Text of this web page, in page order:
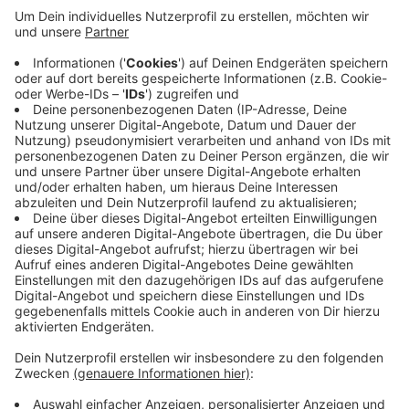
Das Direkt-Mandat hatten sich die CDU-Kandidaten
Claudia Schlottmann; Christian Untrieser, Jan Heinisch
und Martin Straesser geholt. Die Ratinger SPD-
Landtagsabgeordnete Elisabeth Müller-Witt bleibt
über ihren Listenplatz im Landtag. Ebenso Dirk Wedel
von der FDP. Neu im Landtag dabei ist die Grünen-
Politikerin Ina Besche-Krastl. ebenfalls über ihren
Listenplatz. Sie war für Mettmann, Erkrath, Haan und
Hilden angetreten.
Anzeige